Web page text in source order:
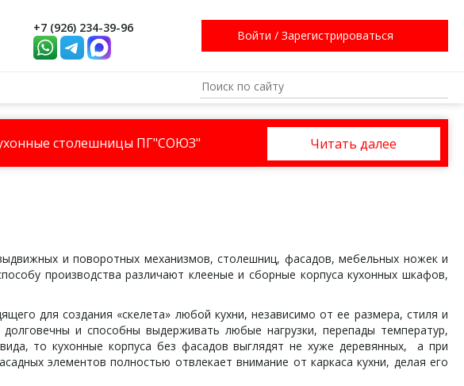
+7 (926) 234-39-96
Войти / Зарегистрироваться
столешницы ПГ"СОЮЗ" Читать далее
и поворотных механизмов, столешниц, фасадов, мебельных ножек и
производства различают клееные и сборные корпуса кухонных шкафов,
для создания «скелета» любой кухни, независимо от ее размера, стиля и
и способны выдерживать любые нагрузки, перепады температур,
то кухонные корпуса без фасадов выглядят не хуже деревянных, а при
элементов полностью отвлекает внимание от каркаса кухни, делая его